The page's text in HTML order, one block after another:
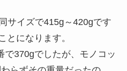
サイズで415g～420gです
とになります。
で370gでしたが、モノコッ